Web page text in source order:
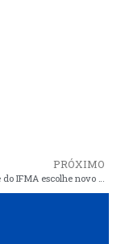
PRÓXIMO